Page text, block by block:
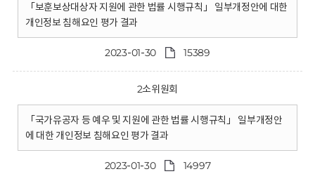
「보훈보상대상자 지원에 관한 법률 시행규칙」 일부개정안에 대한
개인정보 침해요인 평가 결과
2023-01-30 15389
2소위원회
「국가유공자 등 예우 및 지원에 관한 법률 시행규칙」 일부개정안
에 대한 개인정보 침해요인 평가 결과
2023-01-30 14997